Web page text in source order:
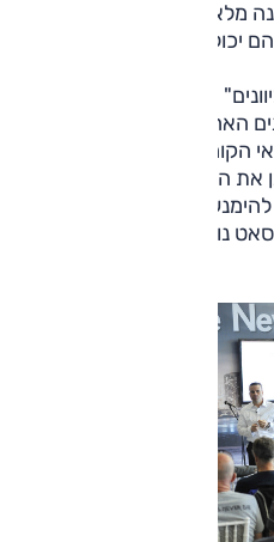
של 2015, וכ-1000 בשנה מלאה. לטענתם כרגע
יכולים לקבל מהיצרן.
מסביר דן אורנשטיין,
האחרונות הושקו בו מוצרים
הקומפקטיים באיכות הנהיגה,
את המגמה. בנוסף יש מגמה
מלרכוש מותגים זוהרים
נותנת איכויות של יוקרה